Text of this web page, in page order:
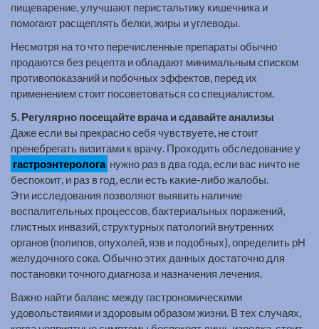
пищеварение, улучшают перистальтику кишечника и
помогают расщеплять белки, жиры и углеводы.
Несмотря на то что перечисленные препараты обычно
продаются без рецепта и обладают минимальным списком
противопоказаний и побочных эффектов, перед их
применением стоит посоветоваться со специалистом.
5. Регулярно посещайте врача и сдавайте анализы
Даже если вы прекрасно себя чувствуете, не стоит
пренебрегать визитами к врачу. Проходить обследование у
гастроэнтеролога нужно раз в два года, если вас ничто не
беспокоит, и раз в год, если есть какие-либо жалобы.
Эти исследования позволяют выявить наличие
воспалительных процессов, бактериальных поражений,
глистных инвазий, структурных патологий внутренних
органов (полипов, опухолей, язв и подобных), определить рН
желудочного сока. Обычно этих данных достаточно для
постановки точного диагноза и назначения лечения.
Важно найти баланс между гастрономическими
удовольствиями и здоровым образом жизни. В тех случаях,